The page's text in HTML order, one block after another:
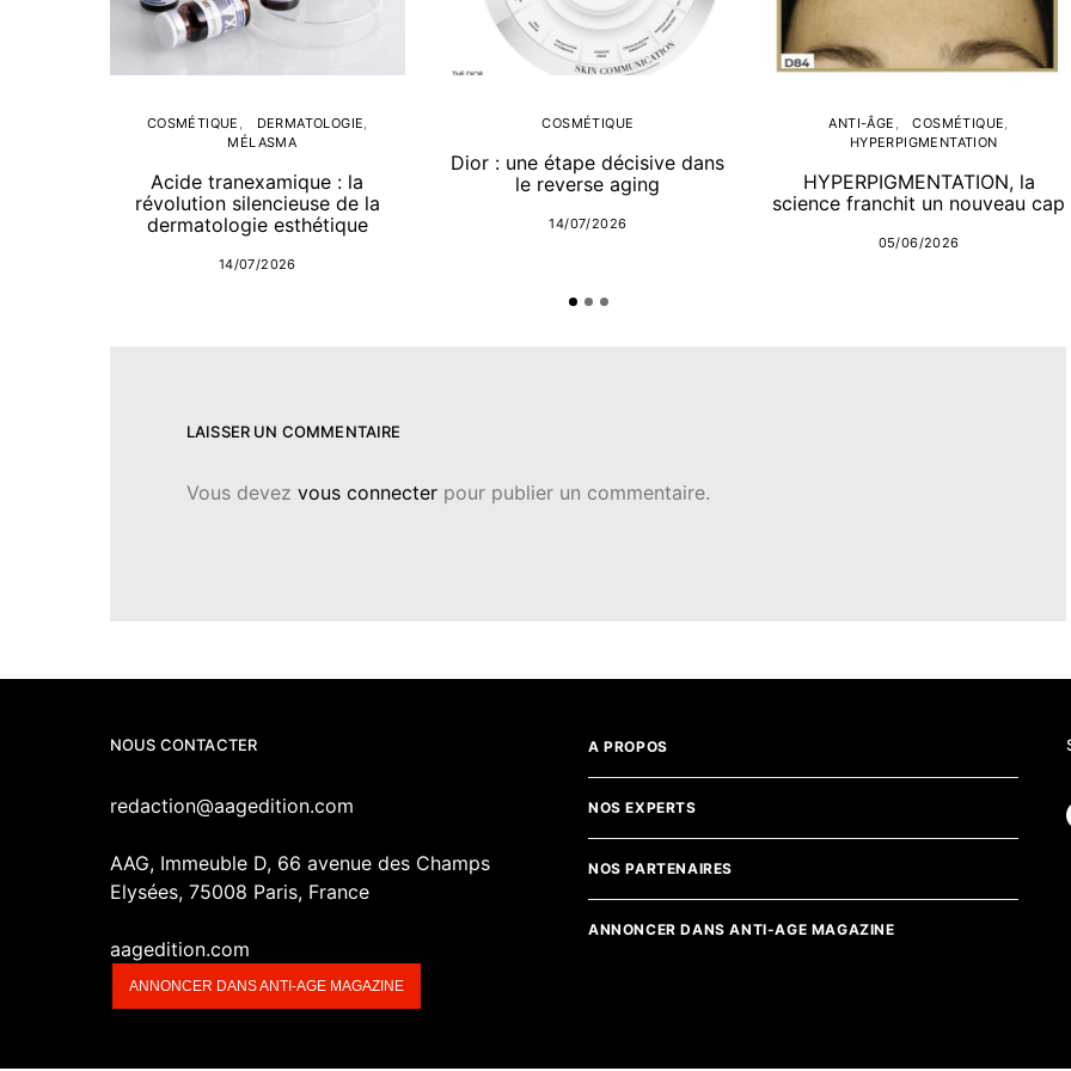
COSMÉTIQUE
DERMATOLOGIE
MÉLASMA
Acide tranexamique : la
révolution silencieuse de la
dermatologie esthétique
14/07/2026
COSMÉTIQUE
Dior : une étape décisive dans
le reverse aging
14/07/2026
ANTI-ÂGE
COSMÉTIQUE
HYPERPIGMENTATION
HYPERPIGMENTATION, la
science franchit un nouveau cap
05/06/2026
LAISSER UN COMMENTAIRE
Vous devez vous connecter pour publier un commentaire.
NOUS CONTACTER
redaction@aagedition.com
AAG, Immeuble D, 66 avenue des Champs
Elysées, 75008 Paris, France
aagedition.com
ANNONCER DANS ANTI-AGE MAGAZINE
A PROPOS
NOS EXPERTS
NOS PARTENAIRES
ANNONCER DANS ANTI-AGE MAGAZINE